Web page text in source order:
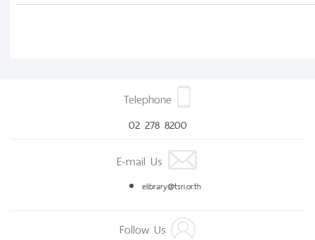
Telephone
02 278 8200
E-mail Us
elibrary@tsri.or.th
Follow Us